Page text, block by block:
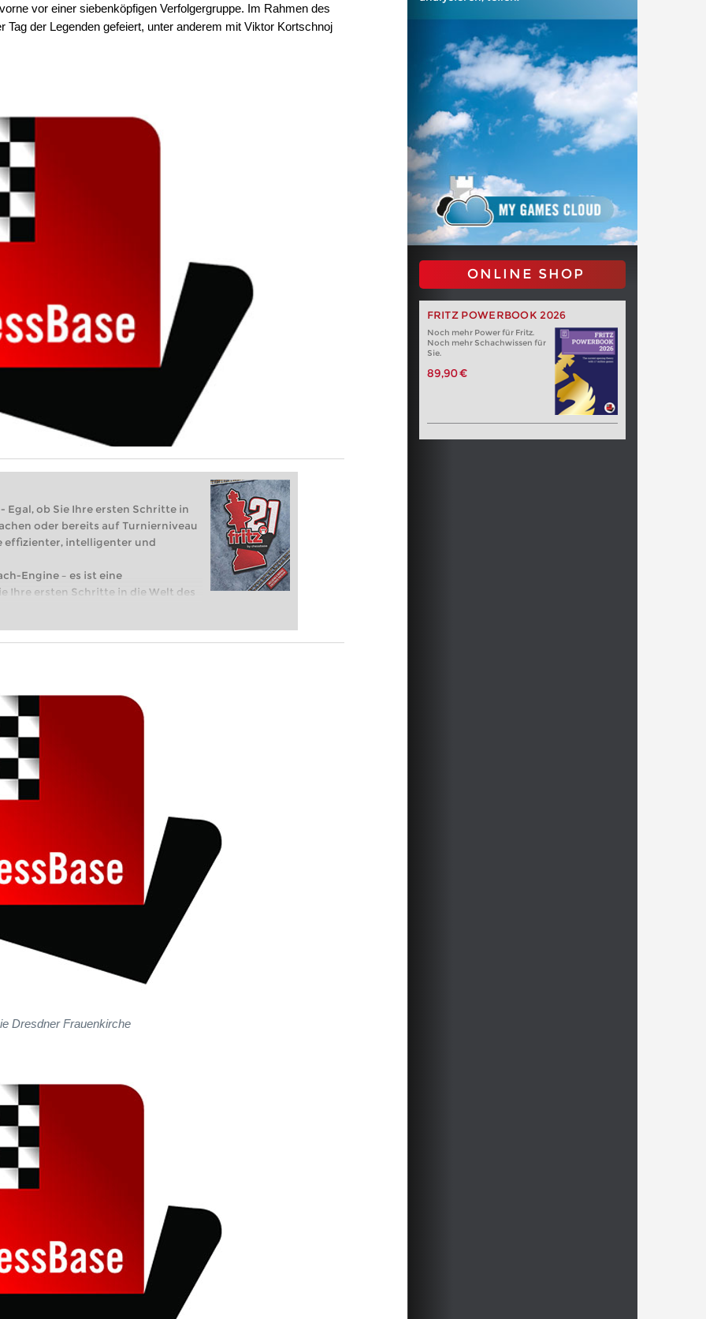
vor einer siebenköpfigen Verfolgergruppe. Im Rahmen des
der Legenden gefeiert, unter anderem mit Viktor Kortschnoj
ob Sie Ihre ersten Schritte in
oder bereits auf Turnierniveau
effizienter, intelligenter und
Engine – es ist eine
Ihre ersten Schritte in die Welt des
ONLINE SHOP
FRITZ POWERBOOK 2026
Noch mehr Power für Fritz.
Noch mehr Schachwissen für
Sie.
89,90 €
Dresdner Frauenkirche